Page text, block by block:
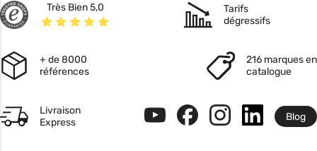
Très Bien 5,0
Tarifs
dégressifs
+ de 8000
références
216 marques en
catalogue
Livraison
Express
Blog